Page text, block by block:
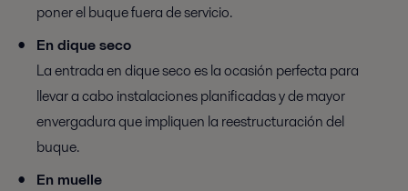
poner el buque fuera de servicio.
En dique seco
La entrada en dique seco es la ocasión perfecta para
llevar a cabo instalaciones planificadas y de mayor
envergadura que impliquen la reestructuración del
buque.
En muelle